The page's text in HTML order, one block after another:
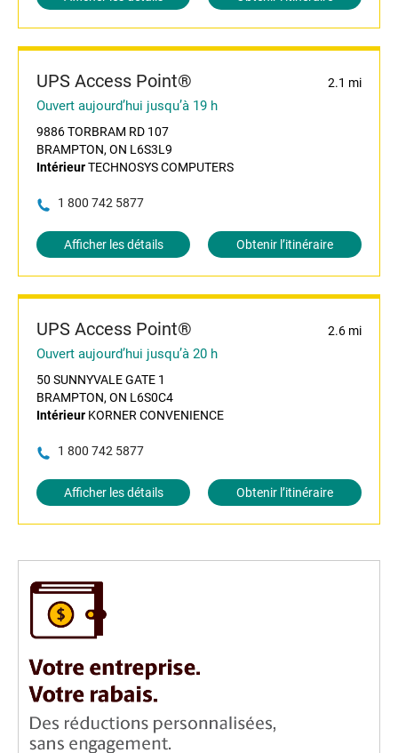
UPS Access Point® 2.1 mi
Ouvert aujourd’hui jusqu’à 19 h
9886 TORBRAM RD 107
BRAMPTON, ON L6S3L9
IntérieurTECHNOSYS COMPUTERS
1 800 742 5877
Afficher les détails Obtenir l’itinéraire
UPS Access Point® 2.6 mi
Ouvert aujourd’hui jusqu’à 20 h
50 SUNNYVALE GATE 1
BRAMPTON, ON L6S0C4
Intérieur KORNER CONVENIENCE
1 800 742 5877
Afficher les détails Obtenir l’itinéraire